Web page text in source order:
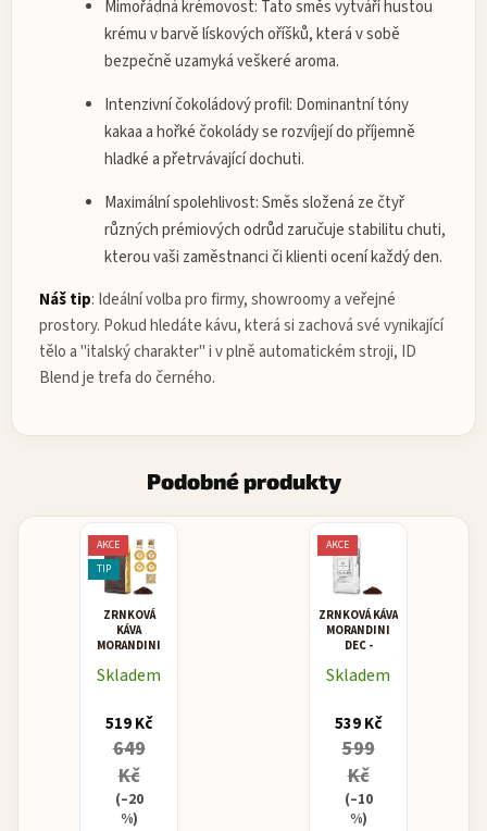
Mimořádná krémovost: Tato směs vytváří hustou
krému v barvě lískových oříšků, která v sobě
bezpečně uzamyká veškeré aroma.
Intenzivní čokoládový profil: Dominantní tóny
kakaa a hořké čokolády se rozvíjejí do příjemně
hladké a přetrvávající dochuti.
Maximální spolehlivost:Směs složená ze čtyř
různých prémiových odrůd zaručuje stabilitu chuti,
kterou vaši zaměstnanci či klienti ocení každý den.
Náš tip: Ideální volba pro firmy, showroomy a veřejné
prostory. Pokud hledáte kávu, která si zachová své vynikající
tělo a "italský charakter" i v plně automatickém stroji, ID
Blend je trefa do černého.
Podobné produkty
AKCE
TIP
ZRNKOVÁ
KÁVA
MORANDINI
ORO -
KÁVA
Skladem
519 Kč
649
Kč
(–20
%)
AKCE
ZRNKOVÁ KÁVA
MORANDINI
DEC -
Skladem
539 Kč
599
Kč
(–10
%)